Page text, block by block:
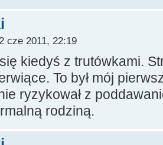
cze 2011, 22:19
kiedyś z trutówkami.
To był mój
ryzykował z
rodziną.